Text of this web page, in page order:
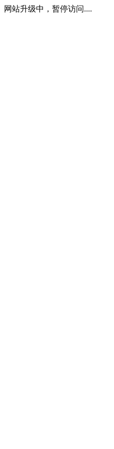
网站升级中，暂停访问....